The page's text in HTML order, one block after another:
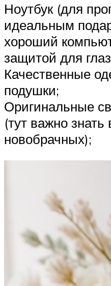
Ноутбук (для
идеальным
хороший
защитой для
Качественные
подушки;
Оригинальные
(тут важно знать
новобрачных);